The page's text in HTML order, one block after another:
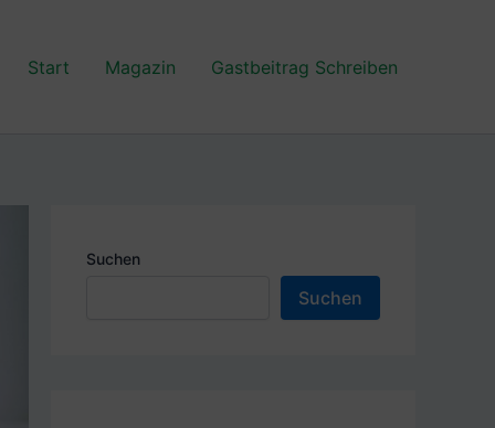
Start Magazin Gastbeitrag Schreiben
Suchen
Suchen